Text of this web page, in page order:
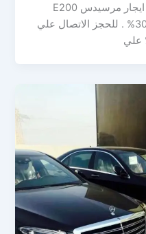
ايجار مرسيدس E200 بالقاهره ايجار مرسيدس E200
بالقاهره فخمه بالسائق وخصم 30% . للحجز الاتصال علي